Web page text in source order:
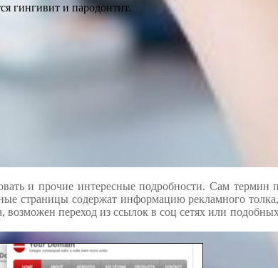
гингивит и пародонтит.
и прочие интересные подробности. Сам термин
страницы содержат информацию рекламного
переход из ссылок в соц сетях или